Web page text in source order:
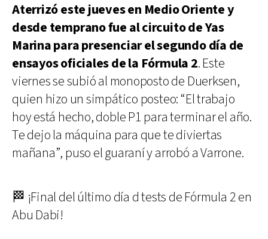
Aterrizó este jueves en Medio Oriente y
desde temprano fue al circuito de Yas
Marina para presenciar el segundo día de
ensayos oficiales de la Fórmula 2. Este
viernes se subió al monoposto de Duerksen,
quien hizo un simpático posteo: “El trabajo
hoy está hecho, doble P1 para terminar el año.
Te dejo la máquina para que te diviertas
mañana”, puso el guaraní y arrobó a Varrone.
🏁 ¡Final del último día d tests de Fórmula 2 en
Abu Dabi!